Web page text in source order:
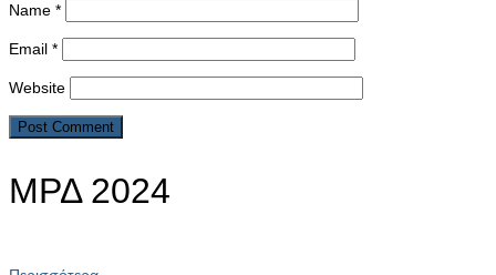
Name *
Email *
Website
ΜΡΔ 2024